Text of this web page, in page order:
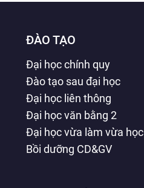
ĐÀO TẠO
Đại học chính quy
Đào tạo sau đại học
Đại học liên thông
Đại học văn bằng 2
Đại học vừa làm vừa học
Bồi dưỡng CD&GV